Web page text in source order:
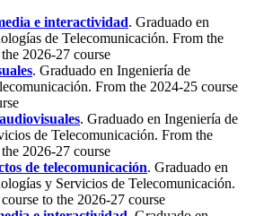
e interactividad. Graduado en
de Telecomunicación. From the
2026-27 course
. Graduado en Ingeniería de
From the 2024-25 course
. Graduado en Ingeniería de
de Telecomunicación. From the
2026-27 course
de telecomunicación. Graduado en
y Servicios de Telecomunicación.
to the 2026-27 course